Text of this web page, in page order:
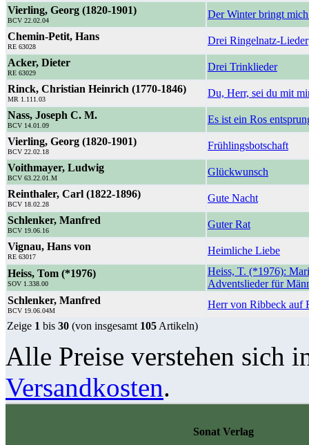
Vierling, Georg (1820-1901)
BCV 22.02.04
Der Winter bringt
Chemin-Petit, Hans
RE 63028
Drei Ringelnatz-Lieder
Acker, Dieter
RE 63029
Drei Trinklieder
Rinck, Christian Heinrich (1770-1846)
MR 1.111.03
Du, Herr, sei du mit
Nass, Joseph C. M.
BCV 14.01.09
Es ist ein Ros
Vierling, Georg (1820-1901)
BCV 22.02.18
Frühlingsbotschaft
Voithmayer, Ludwig
BCV 63.22.01.M
Glückwunsch
Reinthaler, Carl (1822-1896)
BCV 18.02.28
Gute Nacht
Schlenker, Manfred
BCV 19.06.16
Guter Rat
Vignau, Hans von
RE 63017
Heimliche Liebe
Heiss, Tom (*1976)
SOV 1.338.00
Heiss, T. (*1976):
Adventslieder für
Schlenker, Manfred
BCV 19.06.04M
Herr von Ribbeck auf
Zeige 1 bis 30 (von insgesamt 105 Artikeln)
Alle Preise verstehen sich
Versandkosten.
Sonat Verlag